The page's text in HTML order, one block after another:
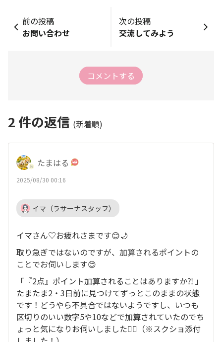
前の投稿
お問い合わせ
次の投稿
交流してみよう
コメントする
2 件の返信 (新着順)
たまはる
2025/08/30 00:16
イマ（ラサーナスタッフ）
イマさん♡お疲れさまです😊🌙
取り急ぎではないのですが、加算されるポイントの
ことでお伺いします😊
「『2点』ポイント加算されることはありますか⁈ 」
たまたま2・3日前に見つけてずっとこのままの状態
です！どうやら不具合ではないようですし、いつも
区切りのいい数字5や10などで加算されていたのでち
ょっと気になりお伺いしました🙇‍♀️（※スクショ添付